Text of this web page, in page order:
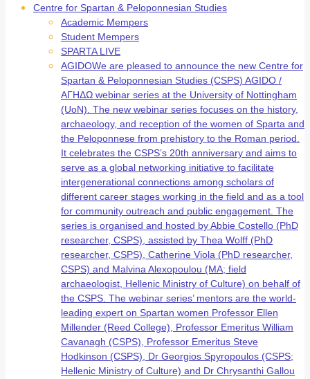
Centre for Spartan & Peloponnesian Studies
Academic Mempers
Student Mempers
SPARTA LIVE
AGIDOWe are pleased to announce the new Centre for
Spartan & Peloponnesian Studies (CSPS) AGIDO /
ΑΓΗΔΩ webinar series at the University of Nottingham
(UoN). The new webinar series focuses on the history,
archaeology, and reception of the women of Sparta and
the Peloponnese from prehistory to the Roman period.
It celebrates the CSPS’s 20th anniversary and aims to
serve as a global networking initiative to facilitate
intergenerational connections among scholars of
different career stages working in the field and as a tool
for community outreach and public engagement. The
series is organised and hosted by Abbie Costello (PhD
researcher, CSPS), assisted by Thea Wolff (PhD
researcher, CSPS), Catherine Viola (PhD researcher,
CSPS) and Malvina Alexopoulou (MA; field
archaeologist, Hellenic Ministry of Culture) on behalf of
the CSPS. The webinar series’ mentors are the world-
leading expert on Spartan women Professor Ellen
Millender (Reed College), Professor Emeritus William
Cavanagh (CSPS), Professor Emeritus Steve
Hodkinson (CSPS), Dr Georgios Spyropoulos (CSPS;
Hellenic Ministry of Culture) and Dr Chrysanthi Gallou